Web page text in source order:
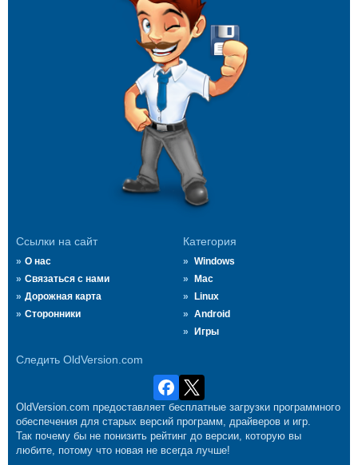
Ссылки на сайт
О нас
Связаться с нами
Дорожная карта
Сторонники
Категория
Windows
Mac
Linux
Android
Игры
Следить OldVersion.com
OldVersion.com предоставляет бесплатные загрузки программного
обеспечения для старых версий программ, драйверов и игр.
Так почему бы не понизить рейтинг до версии, которую вы
любите, потому что новая не всегда лучше!